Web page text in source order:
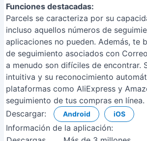
Funciones destacadas:
Parcels se caracteriza por su
incluso aquellos números de
aplicaciones no pueden. Además, te
de seguimiento asociados con
a menudo son difíciles de encontrar.
intuitiva y su reconocimiento
plataformas como AliExpress y
seguimiento de tus compras en línea.
Descargar:
Android iOS
Información de la aplicación: